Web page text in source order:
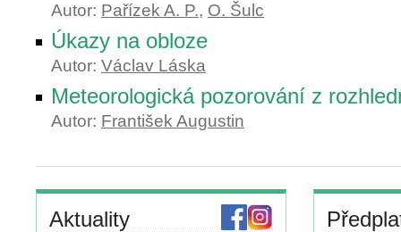
Autor: Pařízek A. P., O. Šulc
Úkazy na obloze
Autor: Václav Láska
Meteorologická pozorování z
Autor: František Augustin
Aktuality